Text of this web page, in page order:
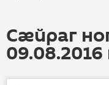
Сӕйраг